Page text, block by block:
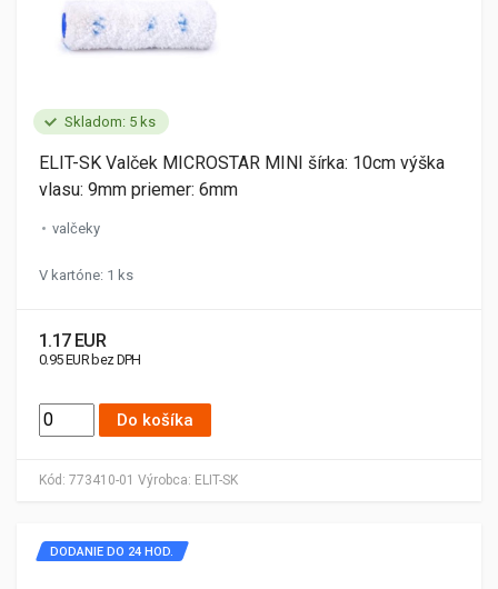
Skladom: 5 ks
Kód: 773410-01 Výrobca: ELIT-SK
ELIT-SK Valček MICROSTAR MINI šírka: 10cm výška
vlasu: 9mm priemer: 6mm
valčeky
V kartóne: 1 ks
1.17 EUR
0.95 EUR bez DPH
Do košíka
DODANIE DO 24 HOD.